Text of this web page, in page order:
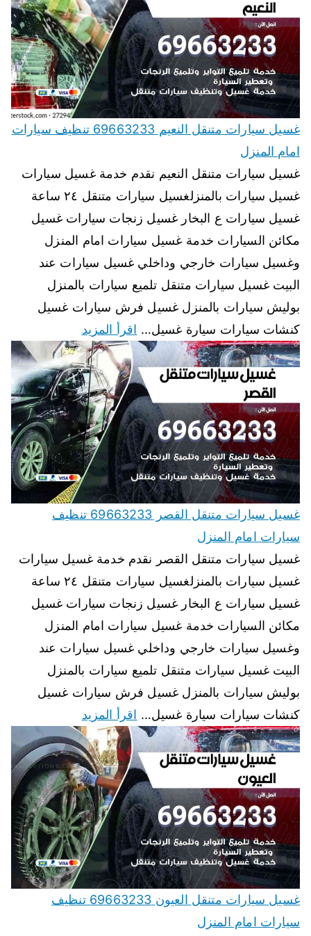
غسيل سيارات متنقل النعيم 69663233 تنظيف سيارات
امام المنزل
غسيل سيارات متنقل النعيم نقدم خدمة غسيل سيارات
غسيل سيارات بالمنزلغسيل سيارات متنقل ٢٤ ساعة
غسيل سيارات ع البخار غسيل زنجات سيارات غسيل
مكائن السيارات خدمة غسيل سيارات امام المنزل
وغسيل سيارات خارجي وداخلي غسيل سيارات عند
البيت غسيل سيارات متنقل تلميع سيارات بالمنزل
بوليش سيارات بالمنزل غسيل فرش سيارات غسيل
كنشات سيارات سيارة غسيل… اقرأ المزيد
غسيل سيارات متنقل القصر 69663233 تنظيف
سيارات امام المنزل
غسيل سيارات متنقل القصر نقدم خدمة غسيل سيارات
غسيل سيارات بالمنزلغسيل سيارات متنقل ٢٤ ساعة
غسيل سيارات ع البخار غسيل زنجات سيارات غسيل
مكائن السيارات خدمة غسيل سيارات امام المنزل
وغسيل سيارات خارجي وداخلي غسيل سيارات عند
البيت غسيل سيارات متنقل تلميع سيارات بالمنزل
بوليش سيارات بالمنزل غسيل فرش سيارات غسيل
كنشات سيارات سيارة غسيل… اقرأ المزيد
غسيل سيارات متنقل العيون 69663233 تنظيف
سيارات امام المنزل